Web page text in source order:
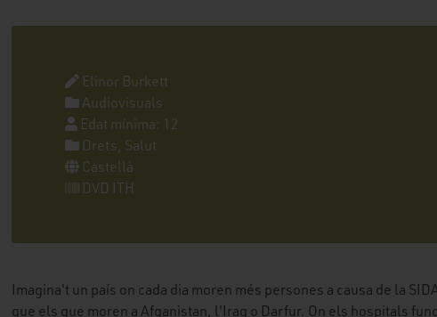
Elinor Burkett
Audiovisuals
Edat mínima: 12
Drets, Salut
Castellà
DVD ITH
Imagina't un país on cada dia moren més persones a causa de la
que els que moren a Afganistan, l'Iraq o Darfur. On els hospitals